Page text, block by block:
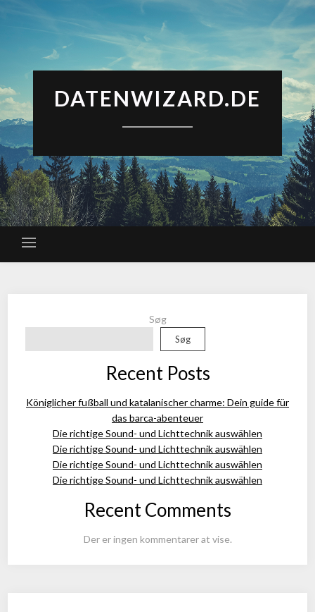
DATENWIZARD.DE
Søg
Søg
Recent Posts
Königlicher fußball und katalanischer charme: Dein guide für
das barca-abenteuer
Die richtige Sound- und Lichttechnik auswählen
Die richtige Sound- und Lichttechnik auswählen
Die richtige Sound- und Lichttechnik auswählen
Die richtige Sound- und Lichttechnik auswählen
Recent Comments
Der er ingen kommentarer at vise.